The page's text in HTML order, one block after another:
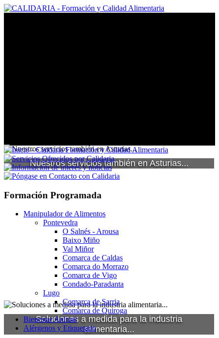
Nuestros servicios también en Asturias...
Soluciones a medida para la industria
alimentaria...
Formación Programada
Manipulador de Alimentos
Pontevedra
O Salnés - Arousa
Baixo Miño
Val Miñor
Comarca de Caldas
Comarca do Morrazo
Comarca de Vigo
Condado-Paradanta
Lugo
Comarca de Sarria
Comarca de Quiroga
Bienestar Animal
Alérgenos y Etiquetado